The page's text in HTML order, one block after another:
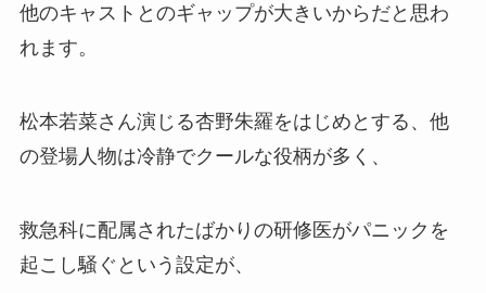
他のキャストとのギャップが大きいからだと思わ
れます。
松本若菜さん演じる杏野朱羅をはじめとする、他
の登場人物は冷静でクールな役柄が多く、
救急科に配属されたばかりの研修医がパニックを
起こし騒ぐという設定が、